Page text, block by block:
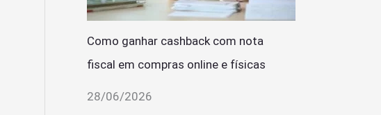
Como ganhar cashback com nota
fiscal em compras online e físicas
28/06/2026